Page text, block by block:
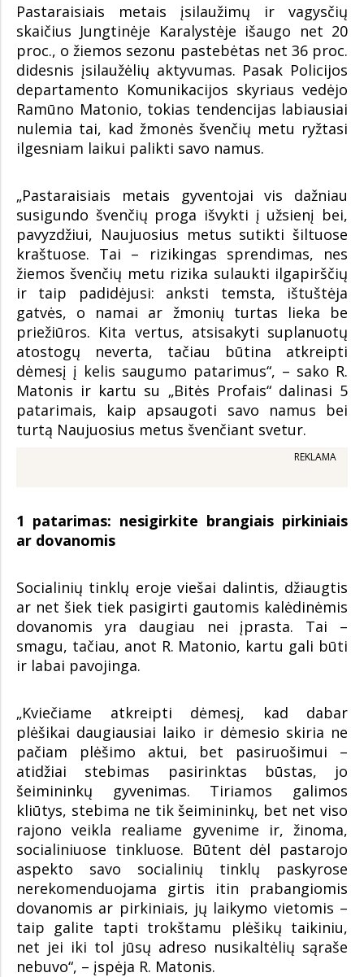
Pastaraisiais metais įsilaužimų ir vagysčių
skaičius Jungtinėje Karalystėje išaugo net 20
proc., o žiemos sezonu pastebėtas net 36 proc.
didesnis įsilaužėlių aktyvumas. Pasak Policijos
departamento Komunikacijos skyriaus vedėjo
Ramūno Matonio, tokias tendencijas labiausiai
nulemia tai, kad žmonės švenčių metu ryžtasi
ilgesniam laikui palikti savo namus.
„Pastaraisiais metais gyventojai vis dažniau
susigundo švenčių proga išvykti į užsienį bei,
pavyzdžiui, Naujuosius metus sutikti šiltuose
kraštuose. Tai – rizikingas sprendimas, nes
žiemos švenčių metu rizika sulaukti ilgapirščių
ir taip padidėjusi: anksti temsta, ištuštėja
gatvės, o namai ar žmonių turtas lieka be
priežiūros. Kita vertus, atsisakyti suplanuotų
atostogų neverta, tačiau būtina atkreipti
dėmesį į kelis saugumo patarimus“, – sako R.
Matonis ir kartu su „Bitės Profais“ dalinasi 5
patarimais, kaip apsaugoti savo namus bei
turtą Naujuosius metus švenčiant svetur.
REKLAMA
1 patarimas: nesigirkite brangiais pirkiniais
ar dovanomis
Socialinių tinklų eroje viešai dalintis, džiaugtis
ar net šiek tiek pasigirti gautomis kalėdinėmis
dovanomis yra daugiau nei įprasta. Tai –
smagu, tačiau, anot R. Matonio, kartu gali būti
ir labai pavojinga.
„Kviečiame atkreipti dėmesį, kad dabar
plėšikai daugiausiai laiko ir dėmesio skiria ne
pačiam plėšimo aktui, bet pasiruošimui –
atidžiai stebimas pasirinktas būstas, jo
šeimininkų gyvenimas. Tiriamos galimos
kliūtys, stebima ne tik šeimininkų, bet net viso
rajono veikla realiame gyvenime ir, žinoma,
socialiniuose tinkluose. Būtent dėl pastarojo
aspekto savo socialinių tinklų paskyrose
nerekomenduojama girtis itin prabangiomis
dovanomis ar pirkiniais, jų laikymo vietomis –
taip galite tapti trokštamu plėšikų taikiniu,
net jei iki tol jūsų adreso nusikaltėlių sąraše
nebuvo“, – įspėja R. Matonis.